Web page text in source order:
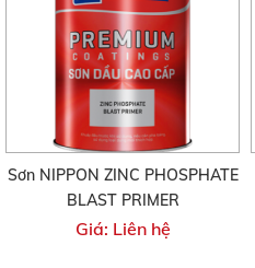
Sơn NIPPON ZINC PHOSPHATE
BLAST PRIMER
Giá: Liên hệ